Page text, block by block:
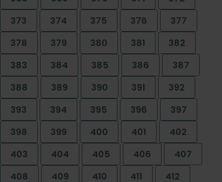
373
374 375 376
377
378
379 380 381
382
383
384 385 386
387
388
389 390 391
392
393
394 395 396
397
398
399 400 401
402
403
404 405 406
407
408
409 410 411 412